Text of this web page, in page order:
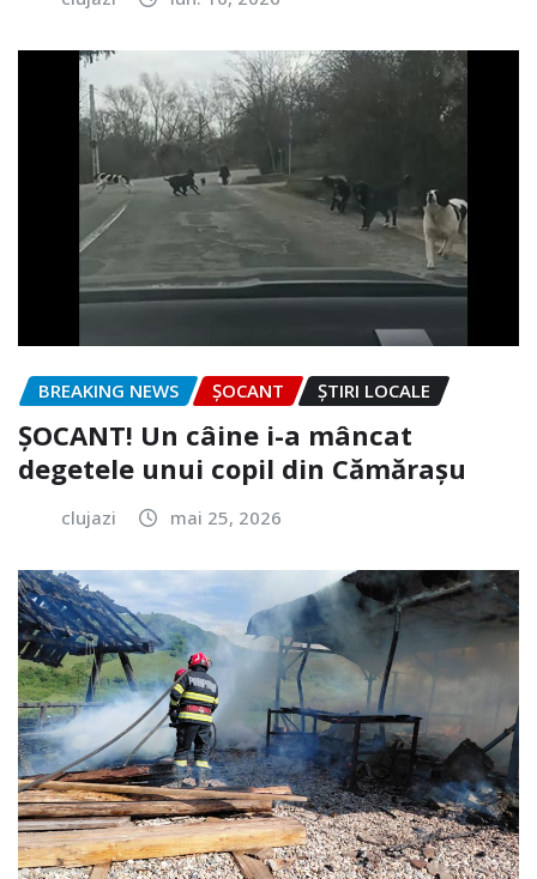
BREAKING NEWS ȘOCANT ȘTIRI LOCALE
ȘOCANT! Un câine i-a mâncat
degetele unui copil din Cămărașu
clujazi mai 25, 2026